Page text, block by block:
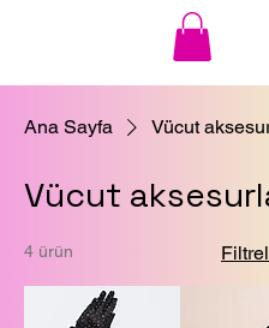
Ana Sayfa Vücut
Vücut
4 ürün